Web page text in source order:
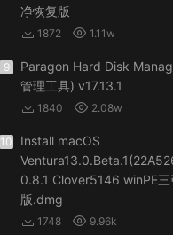
净恢复版
1872 1.11w
9
Paragon Hard Disk
管理工具) v17.13.1
1840 2.08w
10
Install macOS
0.8.1 Clover5146 winPE
版.dmg
1748 9.96k